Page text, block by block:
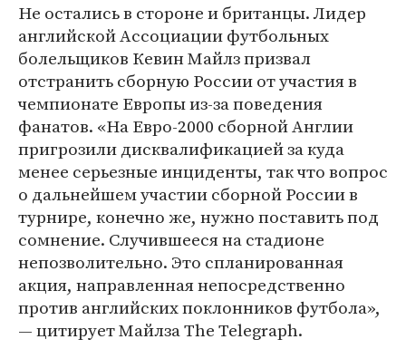
Не остались в стороне и британцы. Лидер
английской Ассоциации футбольных
болельщиков Кевин Майлз призвал
отстранить сборную России от участия в
чемпионате Европы из-за поведения
фанатов. «На Евро-2000 сборной Англии
пригрозили дисквалификацией за куда
менее серьезные инциденты, так что вопрос
о дальнейшем участии сборной России в
турнире, конечно же, нужно поставить под
сомнение. Случившееся на стадионе
непозволительно. Это спланированная
акция, направленная непосредственно
против английских поклонников футбола»,
— цитирует Майлза The Telegraph.